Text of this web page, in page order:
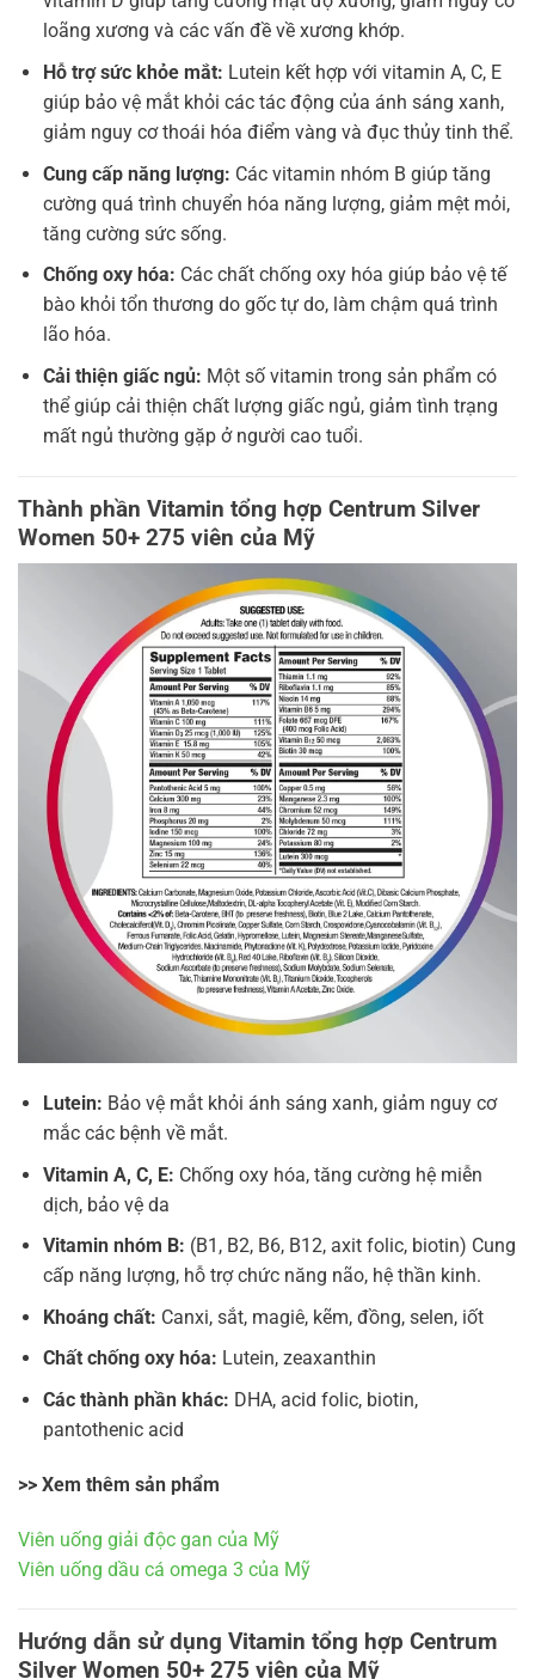
loãng xương và các vấn đề về xương khớp.
Hỗ trợ sức khỏe mắt: Lutein kết hợp với vitamin A, C, E
giúp bảo vệ mắt khỏi các tác động của ánh sáng xanh,
giảm nguy cơ thoái hóa điểm vàng và đục thủy tinh thể.
Cung cấp năng lượng: Các vitamin nhóm B giúp tăng
cường quá trình chuyển hóa năng lượng, giảm mệt mỏi,
tăng cường sức sống.
Chống oxy hóa: Các chất chống oxy hóa giúp bảo vệ tế
bào khỏi tổn thương do gốc tự do, làm chậm quá trình
lão hóa.
Cải thiện giấc ngủ: Một số vitamin trong sản phẩm có
thể giúp cải thiện chất lượng giấc ngủ, giảm tình trạng
mất ngủ thường gặp ở người cao tuổi.
Thành phần Vitamin tổng hợp Centrum Silver
Women 50+ 275 viên của Mỹ
Lutein: Bảo vệ mắt khỏi ánh sáng xanh, giảm nguy cơ
mắc các bệnh về mắt.
Vitamin A, C, E: Chống oxy hóa, tăng cường hệ miễn
dịch, bảo vệ da
Vitamin nhóm B: (B1, B2, B6, B12, axit folic, biotin) Cung
cấp năng lượng, hỗ trợ chức năng não, hệ thần kinh.
Khoáng chất: Canxi, sắt, magiê, kẽm, đồng, selen, iốt
Chất chống oxy hóa: Lutein, zeaxanthin
Các thành phần khác: DHA, acid folic, biotin,
pantothenic acid
>> Xem thêm sản phẩm
Viên uống giải độc gan của Mỹ
Viên uống dầu cá omega 3 của Mỹ
Hướng dẫn sử dụng Vitamin tổng hợp Centrum
Silver Women 50+ 275 viên của Mỹ